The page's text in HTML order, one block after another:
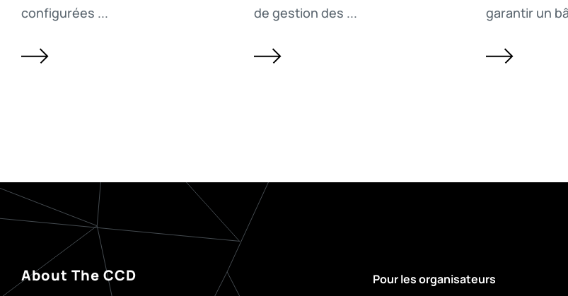
configurées ...
de gestion des ...
garantir un
About The CCD
Pour les organisateurs